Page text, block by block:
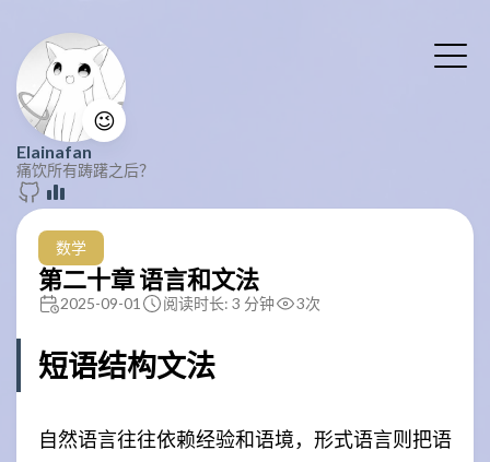
😉
Elainafan
痛饮所有踌躇之后？
数学
第二十章 语言和文法
2025-09-01 阅读时长: 3 分钟 3次
短语结构文法
自然语言往往依赖经验和语境，形式语言则把语